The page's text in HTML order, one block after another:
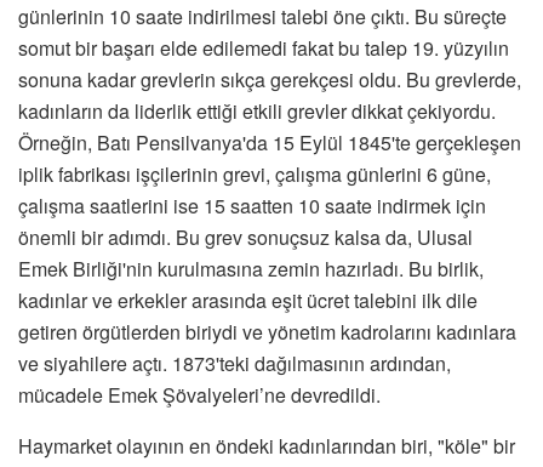
günlerinin 10 saate indirilmesi talebi öne çıktı. Bu süreçte
somut bir başarı elde edilemedi fakat bu talep 19. yüzyılın
sonuna kadar grevlerin sıkça gerekçesi oldu. Bu grevlerde,
kadınların da liderlik ettiği etkili grevler dikkat çekiyordu.
Örneğin, Batı Pensilvanya'da 15 Eylül 1845'te gerçekleşen
iplik fabrikası işçilerinin grevi, çalışma günlerini 6 güne,
çalışma saatlerini ise 15 saatten 10 saate indirmek için
önemli bir adımdı. Bu grev sonuçsuz kalsa da, Ulusal
Emek Birliği'nin kurulmasına zemin hazırladı. Bu birlik,
kadınlar ve erkekler arasında eşit ücret talebini ilk dile
getiren örgütlerden biriydi ve yönetim kadrolarını kadınlara
ve siyahilere açtı. 1873'teki dağılmasının ardından,
mücadele Emek Şövalyeleri’ne devredildi.
Haymarket olayının en öndeki kadınlarından biri, "köle" bir